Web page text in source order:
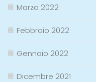
Marzo 2022
Febbraio 2022
Gennaio 2022
Dicembre 2021